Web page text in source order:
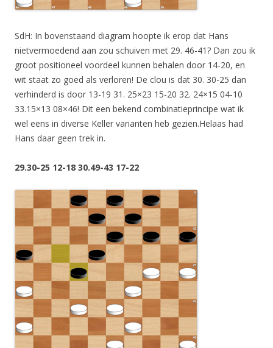
SdH: In bovenstaand diagram hoopte ik erop dat Hans
nietvermoedend aan zou schuiven met 29. 46-41? Dan zou ik
groot positioneel voordeel kunnen behalen door 14-20, en
wit staat zo goed als verloren! De clou is dat 30. 30-25 dan
verhinderd is door 13-19 31. 25×23 15-20 32. 24×15 04-10
33.15×13 08×46! Dit een bekend combinatieprincipe wat ik
wel eens in diverse Keller varianten heb gezien.Helaas had
Hans daar geen trek in.
29.30-25 12-18 30.49-43 17-22